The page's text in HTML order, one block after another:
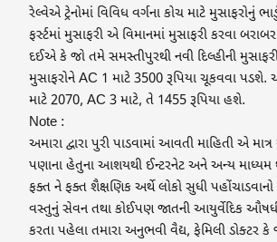
રેલ્વેએ ટ્રેનોમાં વિવિધ વર્ગના કોચ માટે મુસાફરોનું
ફર્સ્ટમાં મુસાફરી એ વિમાનમાં મુસાફરી કરવા
દઈએ કે જો તમે સમસ્તીપુરથી નવી દિલ્હીની
મુસાફરોને AC 1 માટે 3500 રૂપિયા ચૂકવવા
માટે 2070, AC 3 માટે, તે 1455 રૂપિયા હશે.
Note :
અમારા દ્વારા પુરી પાડવામાં આવતી માહિતી એ માત્ર
પણાના હેતુના આશયથી ઈન્ટરનેટ અને અન્ય માધ્યમ
ફક્ત ને ફક્ત શૈક્ષણિક અર્થે લોકો સુધી
વસ્તુનું સેવન તથા કોઈપણ જાતની આયુર્વેદિક
કરતા પહેલા તમારા અનુભવી વૈદ્ય, ફેમિલી ડોક્ટર